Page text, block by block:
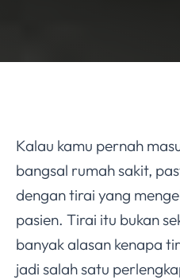
Kalau kamu pernah
bangsal rumah sakit,
dengan tirai yang
pasien. Tirai itu bukan
banyak alasan kenapa
jadi salah satu